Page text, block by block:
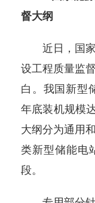
督大纲
近日，国
设工程质量监
白。我国新型
年底装机规模
大纲分为通用
类新型储能电
段。